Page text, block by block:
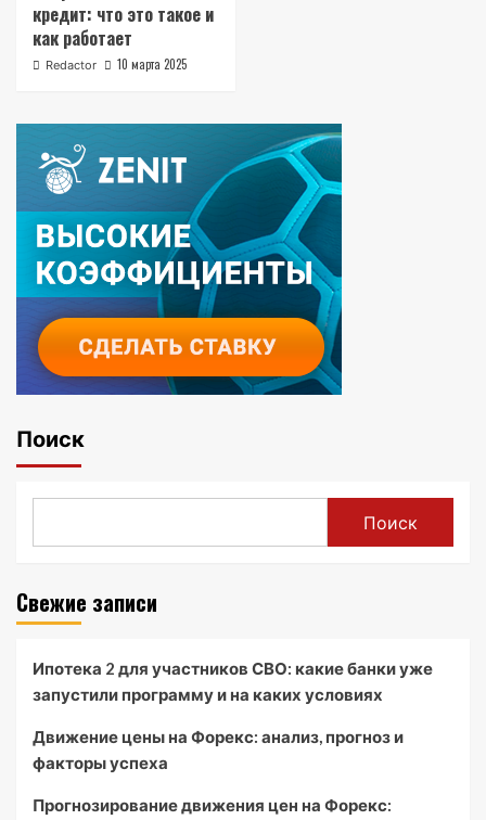
кредит: что это такое и
как работает
Redactor 10 марта 2025
Поиск
Поиск
Свежие записи
Ипотека 2 для участников СВО: какие банки уже
запустили программу и на каких условиях
Движение цены на Форекс: анализ, прогноз и
факторы успеха
Прогнозирование движения цен на Форекс: